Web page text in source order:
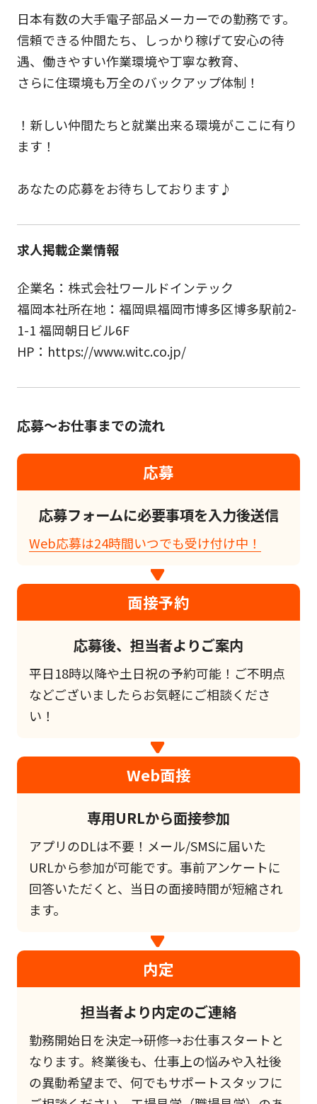
日本有数の大手電子部品メーカーでの勤務です。
信頼できる仲間たち、しっかり稼げて安心の待
遇、働きやすい作業環境や丁寧な教育、
さらに住環境も万全のバックアップ体制！
！新しい仲間たちと就業出来る環境がここに有り
ます！
あなたの応募をお待ちしております♪
求人掲載企業情報
企業名：株式会社ワールドインテック
福岡本社所在地：福岡県福岡市博多区博多駅前2-
1-1 福岡朝日ビル6F
HP：https://www.witc.co.jp/
応募～お仕事までの流れ
応募
応募フォームに必要事項を入力後送信
Web応募は24時間いつでも受け付け中！
面接予約
応募後、担当者よりご案内
平日18時以降や土日祝の予約可能！ご不明点
などございましたらお気軽にご相談くださ
い！
Web面接
専用URLから面接参加
アプリのDLは不要！メール/SMSに届いた
URLから参加が可能です。事前アンケートに
回答いただくと、当日の面接時間が短縮され
ます。
内定
担当者より内定のご連絡
勤務開始日を決定→研修→お仕事スタートと
なります。終業後も、仕事上の悩みや入社後
の異動希望まで、何でもサポートスタッフに